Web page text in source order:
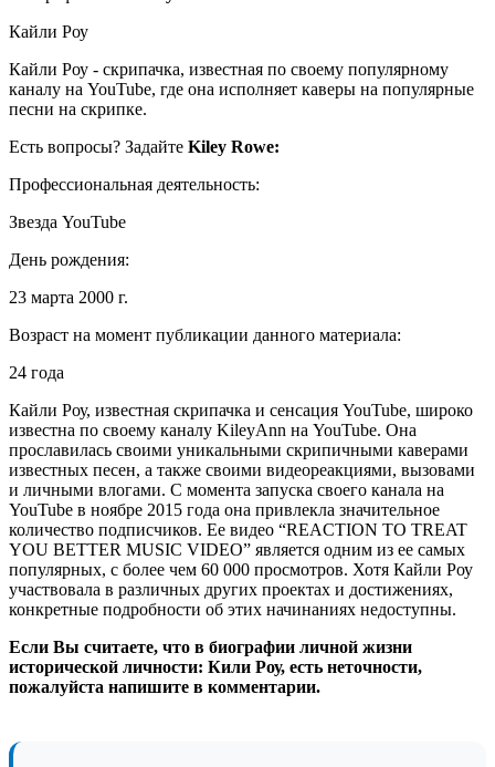
Кайли Роу
Кайли Роу - скрипачка, известная по своему популярному
каналу на YouTube, где она исполняет каверы на популярные
песни на скрипке.
Есть вопросы? Задайте Kiley Rowe:
Профессиональная деятельность:
Звезда YouTube
День рождения:
23 марта 2000 г.
Возраст на момент публикации данного материала:
24 года
Кайли Роу, известная скрипачка и сенсация YouTube, широко
известна по своему каналу KileyAnn на YouTube. Она
прославилась своими уникальными скрипичными каверами
известных песен, а также своими видеореакциями, вызовами
и личными влогами. С момента запуска своего канала на
YouTube в ноябре 2015 года она привлекла значительное
количество подписчиков. Ее видео “REACTION TO TREAT
YOU BETTER MUSIC VIDEO” является одним из ее самых
популярных, с более чем 60 000 просмотров. Хотя Кайли Роу
участвовала в различных других проектах и ​​достижениях,
конкретные подробности об этих начинаниях недоступны.
Если Вы считаете, что в биографии личной жизни
исторической личности: Кили Роу, есть неточности,
пожалуйста напишите в комментарии.